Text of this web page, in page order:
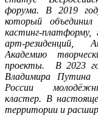
форума. В 2019
который объединил
кастинг-платформу,
арт-резиденций,
Академию
проекты. В 2023
Владимира Путина
России
кластер. В
территории и